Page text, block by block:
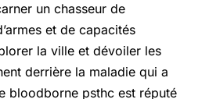
un chasseur de
et de capacités
la ville et dévoiler les
derrière la maladie qui a
bloodborne psthc est réputé